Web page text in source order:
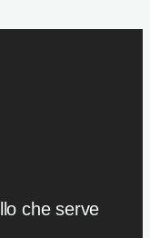
che serve